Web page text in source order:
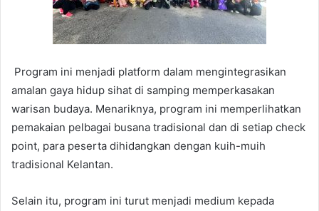
Program ini menjadi platform dalam mengintegrasikan
amalan gaya hidup sihat di samping memperkasakan
warisan budaya. Menariknya, program ini memperlihatkan
pemakaian pelbagai busana tradisional dan di setiap check
point, para peserta dihidangkan dengan kuih-muih
tradisional Kelantan.
Selain itu, program ini turut menjadi medium kepada